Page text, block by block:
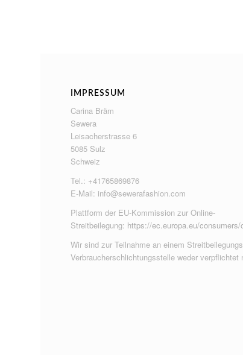
IMPRESSUM
Carina Bräm
Sewera
Leisacherstrasse 6
5085 Sulz
Schweiz
Tel.: +41765869876
E-Mail: info@sewerafashion.com
Plattform der EU-Kommission zur Online-
Streitbeilegung: https://ec.europa.eu/consumers/
Wir sind zur Teilnahme an einem
Verbraucherschlichtungsstelle weder verpflichtet